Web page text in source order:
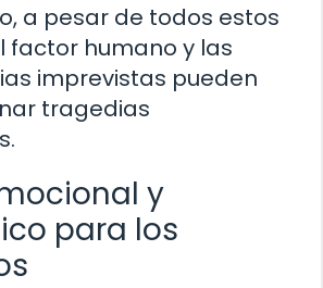
a pesar de todos estos
factor humano y las
imprevistas pueden
tragedias
y
para los